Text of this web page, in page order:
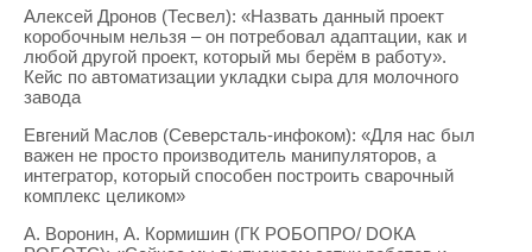
Алексей Дронов (Тесвел): «Назвать данный проект
коробочным нельзя – он потребовал адаптации, как и
любой другой проект, который мы берём в работу».
Кейс по автоматизации укладки сыра для молочного
завода
Евгений Маслов (Северсталь-инфоком): «Для нас был
важен не просто производитель манипуляторов, а
интегратор, который способен построить сварочный
комплекс целиком»
А. Воронин, А. Кормишин (ГК РОБОПРО/ DOКА